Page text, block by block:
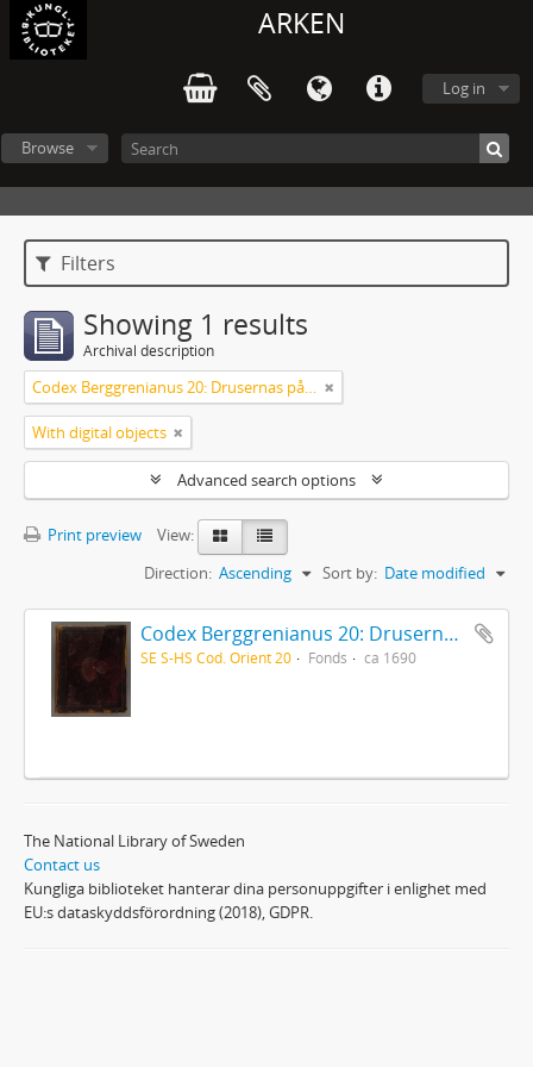
ARKEN
Log in
Browse
Filters
Showing 1 results
Archival description
Codex Berggrenianus 20: Drusernas på Libanon heliga bok
With digital objects
Advanced search options
Print preview
View:
Sort by: Date modified
Direction: Ascending
Codex Berggrenianus 20: Drusernas på Libanon heliga bok
SE S-HS Cod. Orient 20 Fonds ca 1690
The National Library of Sweden
Contact us
Kungliga biblioteket hanterar dina personuppgifter i enlighet med
EU:s dataskyddsförordning (2018), GDPR.